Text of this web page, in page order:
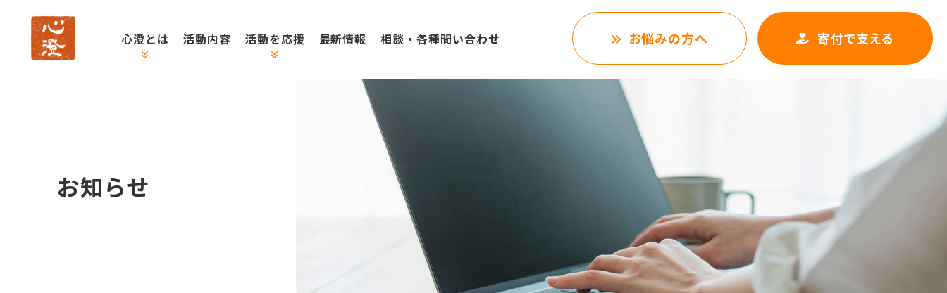
心澄とは 活動内容 活動を応援 最新情報 相談・各種問い合わせ お悩みの方へ 寄付で支える
お知らせ